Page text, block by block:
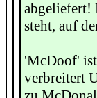
abgeliefert!
steht, auf
'McDoof'
verbreitert